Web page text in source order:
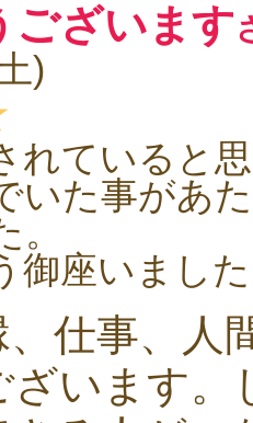
ございます
)
れていると
いた事があ
御座いまし
、仕事、人
ざいます